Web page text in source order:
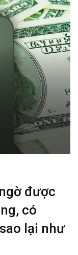
được
có
lại như